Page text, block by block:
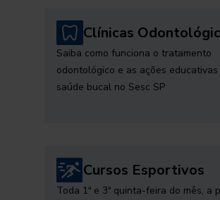
Clínicas
Saiba como funciona o tratamento
odontológico e as ações educativas
saúde bucal no Sesc SP
Cursos Esportivos
Toda 1ª e 3ª quinta-feira do mês, a